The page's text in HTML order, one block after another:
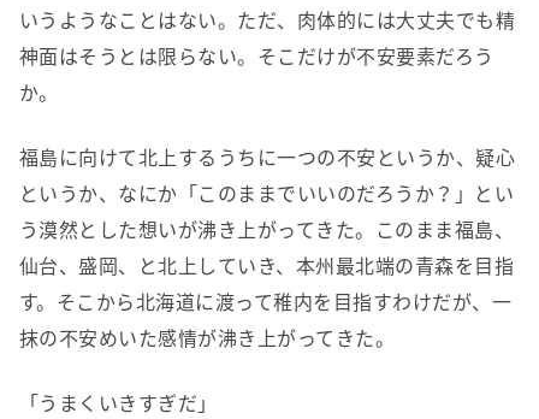
いうようなことはない。ただ、肉体的には大丈夫でも精
神面はそうとは限らない。そこだけが不安要素だろう
か。
福島に向けて北上するうちに一つの不安というか、疑心
というか、なにか「このままでいいのだろうか？」とい
う漠然とした想いが沸き上がってきた。このまま福島、
仙台、盛岡、と北上していき、本州最北端の青森を目指
す。そこから北海道に渡って稚内を目指すわけだが、一
抹の不安めいた感情が沸き上がってきた。
「うまくいきすぎだ」